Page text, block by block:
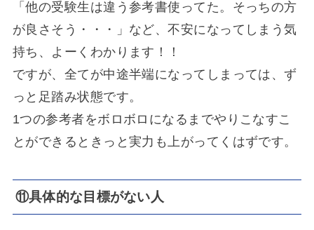
「他の受験生は違う参考書使ってた。そっちの方
が良さそう・・・」など、不安になってしまう気
持ち、よーくわかります！！
ですが、全てが中途半端になってしまっては、ず
っと足踏み状態です。
1つの参考者をボロボロになるまでやりこなすこ
とができると きっと実力も上がってくはずです。
⑪具体的な目標がない人